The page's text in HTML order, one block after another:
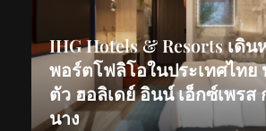
IHG Hotels & Resorts เดิน
พอร์ตโฟลิโอในประเทศไทย
ตัว ฮอลิเดย์ อินน์ เอ็กซ์เพรส
นาง